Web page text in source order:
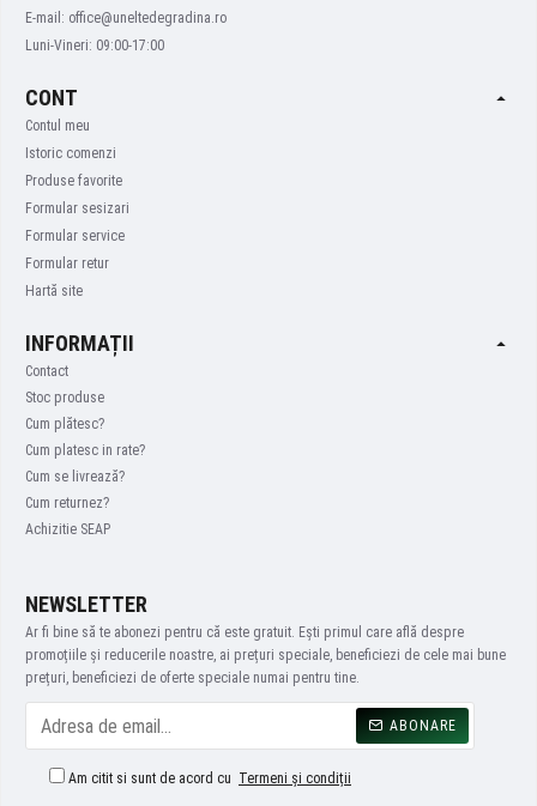
E-mail: office@uneltedegradina.ro
Luni-Vineri: 09:00-17:00
CONT
Contul meu
Istoric comenzi
Produse favorite
Formular sesizari
Formular service
Formular retur
Hartă site
INFORMAȚII
Contact
Stoc produse
Cum plătesc?
Cum platesc in rate?
Cum se livrează?
Cum returnez?
Achizitie SEAP
NEWSLETTER
Ar fi bine să te abonezi pentru că este gratuit. Ești primul care află despre
promoțiile și reducerile noastre, ai prețuri speciale, beneficiezi de cele mai bune
prețuri, beneficiezi de oferte speciale numai pentru tine.
ABONARE
Am citit si sunt de acord cu Termeni și condiții